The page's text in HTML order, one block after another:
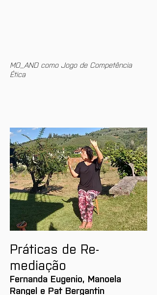
MO_AND como Jogo de Competência
Ética
Práticas de Re-
mediação
Fernanda Eugenio, Manoela
Rangel e Pat Bergantin